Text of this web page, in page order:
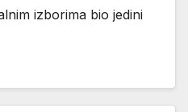
izborima bio jedini